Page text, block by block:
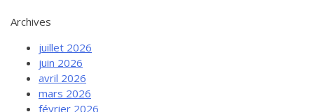
Archives
juillet 2026
juin 2026
avril 2026
mars 2026
février 2026